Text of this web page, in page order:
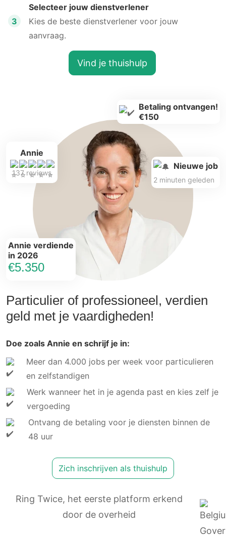
3
Selecteer jouw dienstverlener
Kies de beste dienstverlener voor jouw
aanvraag.
Vind je thuishulp
Particulier of professioneel, verdien
geld met je vaardigheden!
Doe zoals Annie en schrijf je in:
Meer dan 4.000 jobs per week voor particulieren
en zelfstandigen
Werk wanneer het in je agenda past en kies zelf je
vergoeding
Ontvang de betaling voor je diensten binnen de
48 uur
Zich inschrijven als thuishulp
Annie
137 reviews
Annie verdiende
in 2026
€5.350
Betaling ontvangen!
€150
Nieuwe job
2 minuten geleden
Ring Twice, het eerste platform erkend
door de overheid